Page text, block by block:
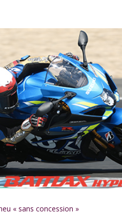
« sans concession »